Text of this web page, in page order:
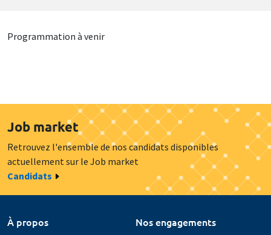
Programmation à venir
Job market
Retrouvez l'ensemble de nos candidats disponibles
actuellement sur le Job market
Candidats
À propos
Nos engagements